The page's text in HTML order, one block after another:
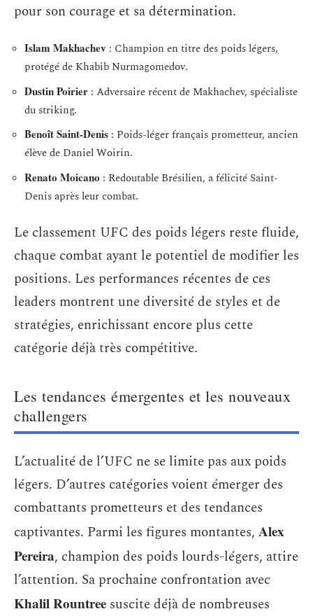
pour son courage et sa détermination.
Islam Makhachev : Champion en titre des poids légers,
protégé de Khabib Nurmagomedov.
Dustin Poirier : Adversaire récent de Makhachev, spécialiste
du striking.
Benoît Saint-Denis : Poids-léger français prometteur, ancien
élève de Daniel Woirin.
Renato Moicano : Redoutable Brésilien, a félicité Saint-
Denis après leur combat.
Le classement UFC des poids légers reste fluide,
chaque combat ayant le potentiel de modifier les
positions. Les performances récentes de ces
leaders montrent une diversité de styles et de
stratégies, enrichissant encore plus cette
catégorie déjà très compétitive.
Les tendances émergentes et les nouveaux
challengers
L’actualité de l’UFC ne se limite pas aux poids
légers. D’autres catégories voient émerger des
combattants prometteurs et des tendances
captivantes. Parmi les figures montantes, Alex
Pereira, champion des poids lourds-légers, attire
l’attention. Sa prochaine confrontation avec
Khalil Rountree suscite déjà de nombreuses